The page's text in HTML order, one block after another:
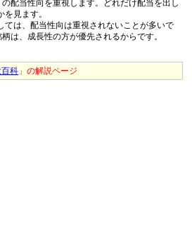
配当性向を重視します。どれだけ配当を出し
見ます。
ては、配当性向は重視されないことが多いで
は、成長性の方が優先されるからです。
科 」の解説ページ